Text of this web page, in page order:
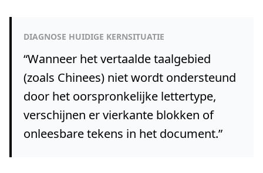
DIAGNOSE HUIDIGE KERNSITUATIE
“Wanneer het vertaalde taalgebied
(zoals Chinees) niet wordt ondersteund
door het oorspronkelijke lettertype,
verschijnen er vierkante blokken of
onleesbare tekens in het document.”